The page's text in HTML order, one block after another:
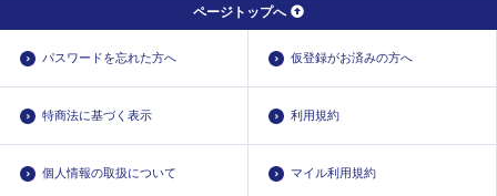
ページトップへ
パスワードを忘れた方へ 仮登録がお済みの方へ
特商法に基づく表示 利用規約
個人情報の取扱について マイル利用規約